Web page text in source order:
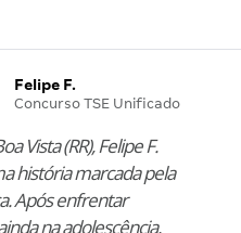
Felipe F.
Concurso TSE Unificado
Vista (RR), Felipe F.
história marcada pela
Após enfrentar
na adolescência,